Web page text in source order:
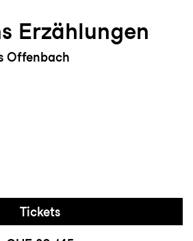
Erzählungen
Offenbach
Tickets